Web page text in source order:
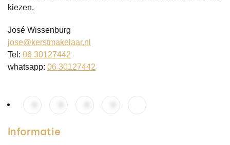
kiezen.
José Wissenburg
jose@kerstmakelaar.nl
Tel: 06 30127442
whatsapp: 06 30127442
Informatie